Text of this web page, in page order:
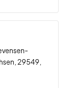
29549,